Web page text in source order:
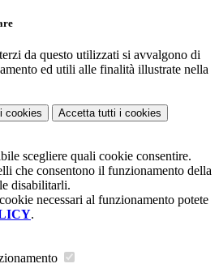
da questo utilizzati si avvalgono di
ed utili alle finalità illustrate nella
i cookies Accetta tutti i cookies
scegliere quali cookie consentire.
che consentono il funzionamento della
disabilitarli.
necessari al funzionamento potete
.